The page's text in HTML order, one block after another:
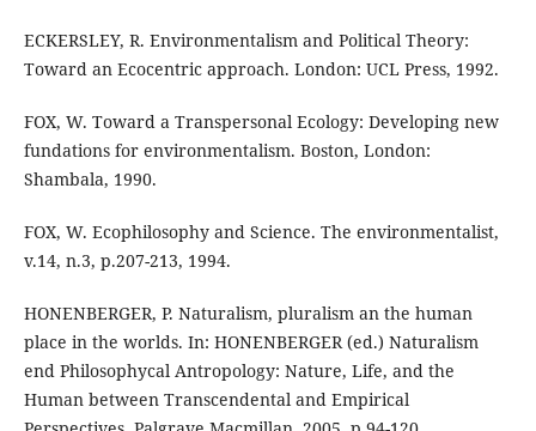
ECKERSLEY, R. Environmentalism and Political Theory:
Toward an Ecocentric approach. London: UCL Press, 1992.
FOX, W. Toward a Transpersonal Ecology: Developing new
fundations for environmentalism. Boston, London:
Shambala, 1990.
FOX, W. Ecophilosophy and Science. The environmentalist,
v.14, n.3, p.207-213, 1994.
HONENBERGER, P. Naturalism, pluralism an the human
place in the worlds. In: HONENBERGER (ed.) Naturalism
end Philosophycal Antropology: Nature, Life, and the
Human between Transcendental and Empirical